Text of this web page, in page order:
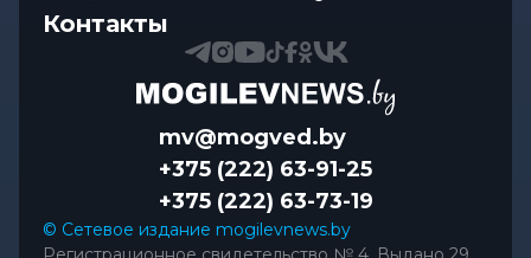
Контакты
mv@mogved.by
+375 (222) 63-91-25
+375 (222) 63-73-19
© Сетевое издание mogilevnews.by